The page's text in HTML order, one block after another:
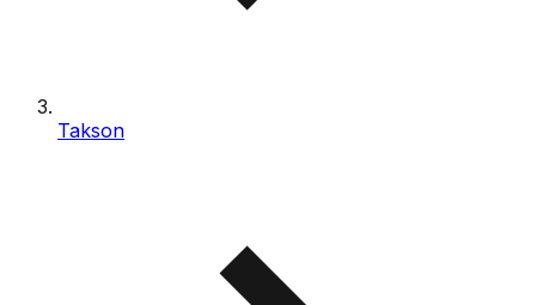
Takson